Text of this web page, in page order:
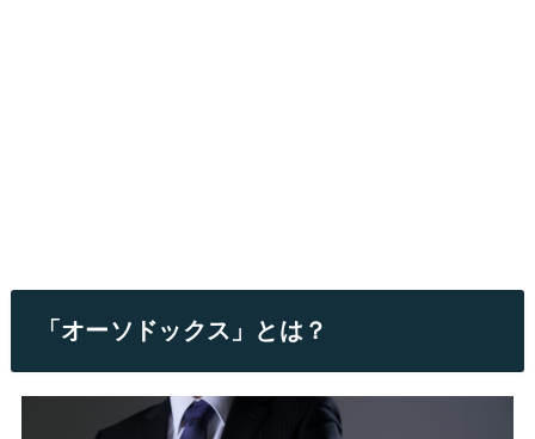
「オーソドックス」とは？